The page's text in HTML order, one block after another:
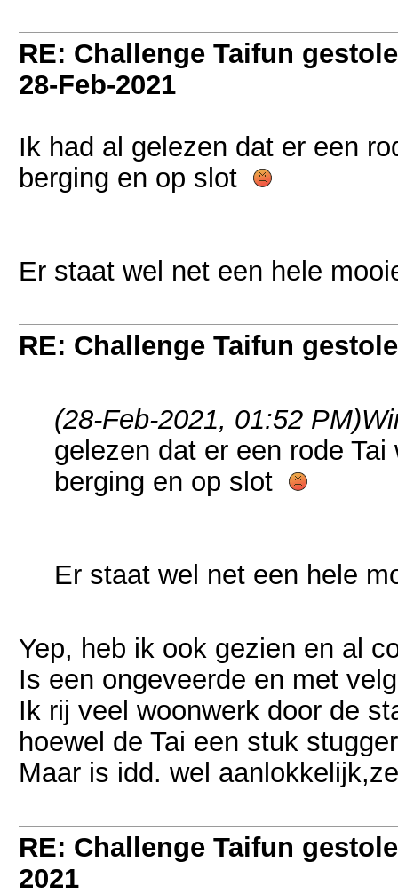
RE: Challenge Taifun
28-Feb-2021
Ik had al gelezen dat er een
berging en op slot
Er staat wel net een hele
RE: Challenge Taifun
(28-Feb-2021, 01:52 PM)
gelezen dat er een rode
berging en op slot
Er staat wel net een hele
Yep, heb ik ook gezien en al
Is een ongeveerde en met
Ik rij veel woonwerk door de
hoewel de Tai een stuk
Maar is idd. wel
RE: Challenge Taifun
2021